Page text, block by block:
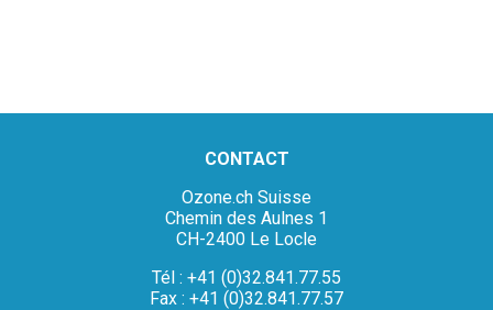
CONTACT
Ozone.ch Suisse
Chemin des Aulnes 1
CH-2400 Le Locle
Tél : +41 (0)32.841.77.55
Fax : +41 (0)32.841.77.57